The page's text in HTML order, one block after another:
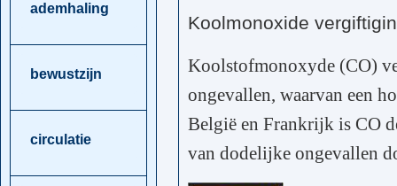
ademhaling
bewustzijn
circulatie
Koolmonoxide
Koolstofmonoxyde (CO)
ongevallen, waarvan een
België en Frankrijk is CO
van dodelijke ongevallen